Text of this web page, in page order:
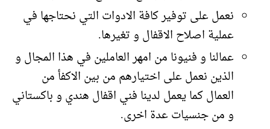
نعمل على توفير كافة الادوات التي نحتاجها في
عملية اصلاح الاقفال و تغيرها.
عمالنا و فنيونا من امهر العاملين في هذا المجال و
الذين نعمل على اختيارهم من بين الاكفأ من
العمال كما يعمل لدينا فني اقفال هندي و باكستاني
و من جنسيات عدة اخرى.